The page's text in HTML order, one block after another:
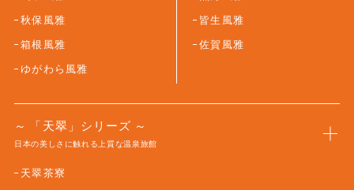
秋保風雅
箱根風雅
ゆがわら風雅
皆生風雅
佐賀風雅
「天翠」シリーズ
日本の美しさに触れる上質な温泉旅館
天翠茶寮